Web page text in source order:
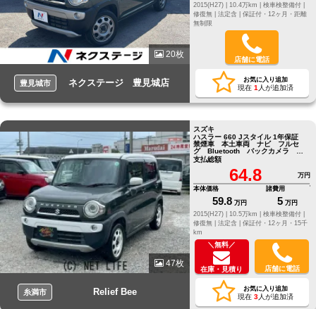
20枚
豊見城市 ネクステージ 豊見城店
2015(H27) |
10.4万km |
検車検整備付 |
修復無 | 法定含 | 保証付・12ヶ月・距離
無制限
店舗に電話
お気に入り追加
現在 1 人が追加済
47枚
糸満市 Relief Bee
スズキ
ハスラー 660 Jスタイル 1年保証
禁煙車 本土車両 ナビ フルセ
グ Bluetooth バックカメラ 革
巻きステアリング
支払総額
64.8
万円
本体価格
59.8 万円
諸費用
5 万円
2015(H27) |
10.5万km |
検車検整備付 |
修復無 | 法定含 | 保証付・12ヶ月・15千
km
＼無料／
在庫・見積り 店舗に電話
お気に入り追加
現在 3人が追加済